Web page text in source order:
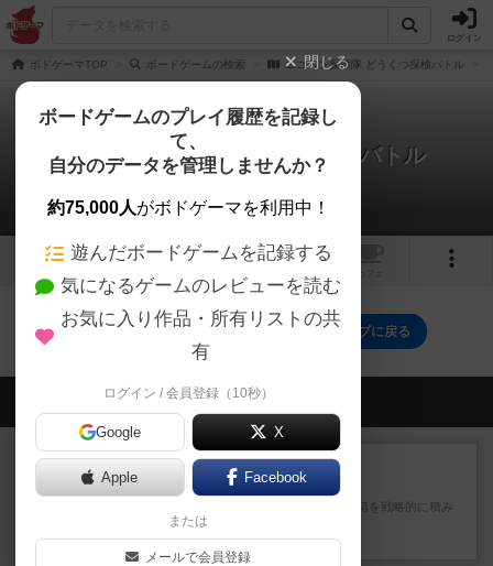
ログイン
ボドゲーマTOP ボードゲームの検索 エコペン探検隊 どうくつ探検バトル
エコペン探検隊 どうくつ探検バトル
0件のルール/インスト
1
エコペン探検隊 どうくつ探検バトルのトップに戻る
会員の新しい投稿
ルール/インスト
マーケットフレッシュ
目的あなたの店先に農産物の木箱を戦略的に積み
重ねて在庫を最大化し、競合...
10分前by jurong
閉じる
ボードゲームのプレイ履歴を記録し
て、
自分のデータを管理しませんか？
約75,000人がボドゲーマを利用中！
遊んだボードゲームを記録する
気になるゲームのレビューを読む
お気に入り作品・所有リストの共
有
ログイン / 会員登録（10秒）
Google X
Apple Facebook
または
メールで会員登録